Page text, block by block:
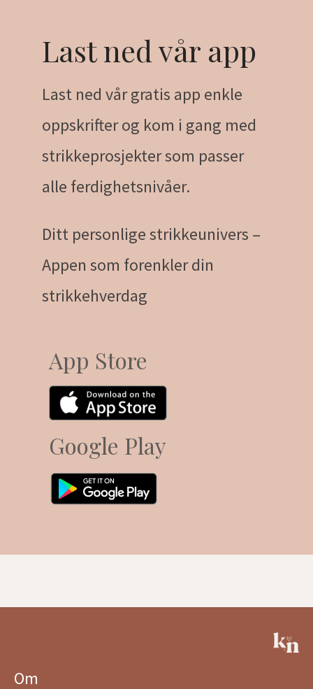
Last ned vår app
Last ned vår gratis app enkle
oppskrifter og kom i gang med
strikkeprosjekter som passer
alle ferdighetsnivåer.
Ditt personlige strikkeunivers –
Appen som forenkler din
strikkehverdag
App Store
Google Play
Om